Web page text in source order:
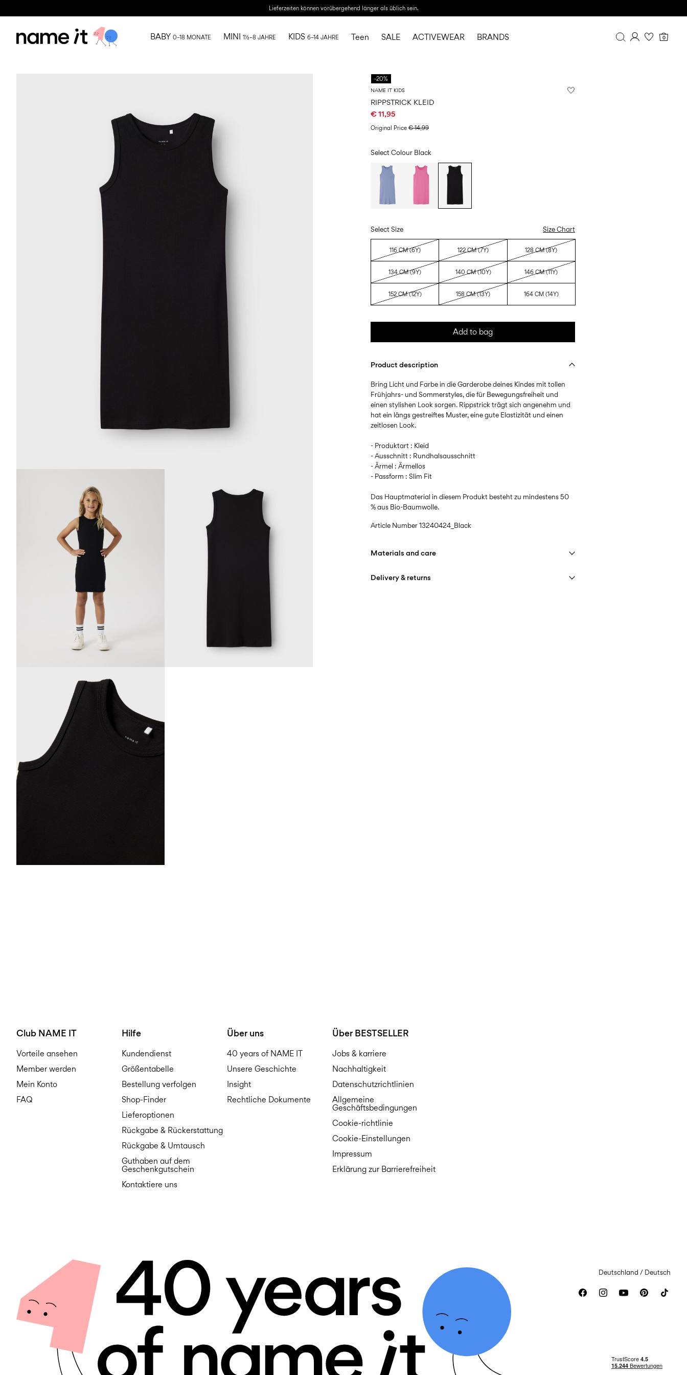
Lieferzeiten können vorübergehend länger als üblich sein.
0
BABY 0–18 MONATE MINI 1½–8 JAHRE KIDS 6–14 JAHRE Teen SALE ACTIVEWEAR BRANDS
-20%
NAME IT KIDS
RIPPSTRICK KLEID
€ 11,95
Original Price € 14,99
Select Colour Black
Select Size Size Chart
116 CM (6Y) 122 CM (7Y) 128 CM (8Y)
134 CM (9Y) 140 CM (10Y) 146 CM (11Y)
152 CM (12Y) 158 CM (13Y) 164 CM (14Y)
Add to bag
Product description
Bring Licht und Farbe in die Garderobe deines Kindes mit tollen
Frühjahrs- und Sommerstyles, die für Bewegungsfreiheit und
einen stylishen Look sorgen. Rippstrick trägt sich angenehm und
hat ein längs gestreiftes Muster, eine gute Elastizität und einen
zeitlosen Look.
- Produktart : Kleid
- Ausschnitt : Rundhalsausschnitt
- Ärmel : Ärmellos
- Passform : Slim Fit
Das Hauptmaterial in diesem Produkt besteht zu mindestens 50
% aus Bio-Baumwolle.
Article Number13240424_Black
Materials and care
Delivery & returns
Club NAME IT
Vorteile ansehen
Member werden
Mein Konto
FAQ
Hilfe
Kundendienst
Größentabelle
Bestellung verfolgen
Shop-Finder
Lieferoptionen
Rückgabe & Rückerstattung
Rückgabe & Umtausch
Guthaben auf dem
Geschenkgutschein
Kontaktiere uns
Über uns
40 years of NAME IT
Unsere Geschichte
Insight
Rechtliche Dokumente
Über BESTSELLER
Jobs & karriere
Nachhaltigkeit
Datenschutzrichtlinien
Allgemeine
Geschäftsbedingungen
Cookie-richtlinie
Cookie-Einstellungen
Impressum
Erklärung zur Barrierefreiheit
Deutschland / Deutsch